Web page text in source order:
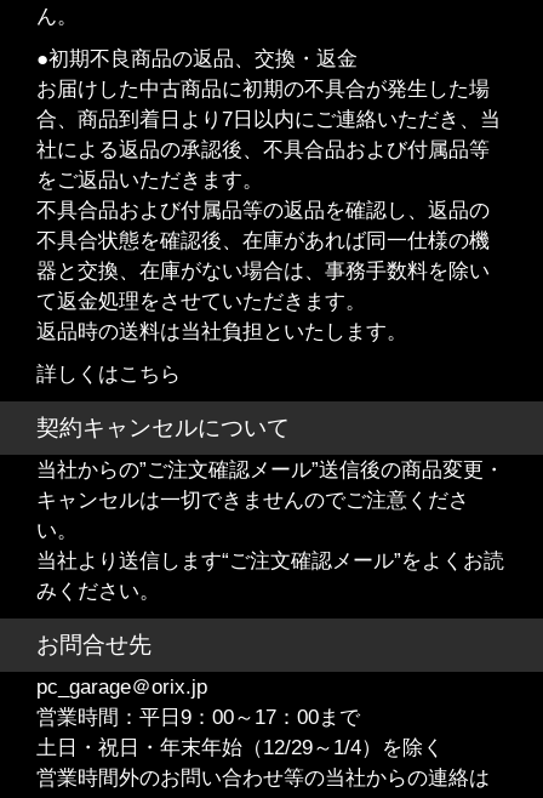
ん。
●初期不良商品の返品、交換・返金
お届けした中古商品に初期の不具合が発生した場
合、商品到着日より7日以内にご連絡いただき、当
社による返品の承認後、不具合品および付属品等
をご返品いただきます。
不具合品および付属品等の返品を確認し、返品の
不具合状態を確認後、在庫があれば同一仕様の機
器と交換、在庫がない場合は、事務手数料を除い
て返金処理をさせていただきます。
返品時の送料は当社負担といたします。
詳しくはこちら
契約キャンセルについて
当社からの”ご注文確認メール”送信後の商品変更・
キャンセルは一切できませんのでご注意くださ
い。
当社より送信します“ご注文確認メール”をよくお読
みください。
お問合せ先
pc_garage＠orix.jp
営業時間：平日9：00～17：00まで
土日・祝日・年末年始（12/29～1/4）を除く
営業時間外のお問い合わせ等の当社からの連絡は